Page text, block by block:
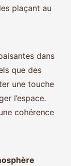
plaçant au
dans
que des
une touche
l’espace.
cohérence